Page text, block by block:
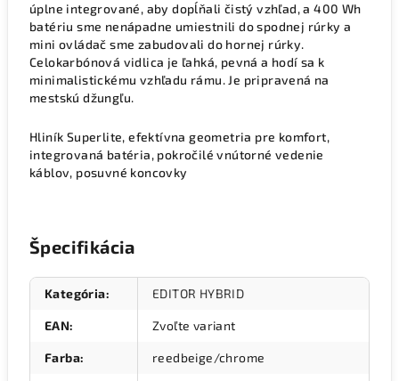
úplne integrované, aby dopĺňali čistý vzhľad, a 400 Wh
batériu sme nenápadne umiestnili do spodnej rúrky a
mini ovládač sme zabudovali do hornej rúrky.
Celokarbónová vidlica je ľahká, pevná a hodí sa k
minimalistickému vzhľadu rámu. Je pripravená na
mestskú džungľu.
Hliník Superlite, efektívna geometria pre komfort,
integrovaná batéria, pokročilé vnútorné vedenie
káblov, posuvné koncovky
Špecifikácia
Kategória: EDITOR HYBRID
EAN: Zvoľte variant
Farba: reedbeige/chrome